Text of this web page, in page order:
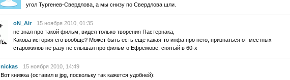
угол Тургенев-Свердлова, а мы снизу по Свердлова шли.
oN_Air
15 ноября 2010, 01:35
не знал про такой фильм, видел только творения Пастернака,
Какова история его вообще? Может быть есть еще какая-то инфа про него, признаться от местных
старожилов не разу не слышал про фильм о Ефремове, снятый в 60-х
nickas
15 ноября 2010, 14:49
Вот книжка (оставил в jpg, поскольку так кажется удобней):